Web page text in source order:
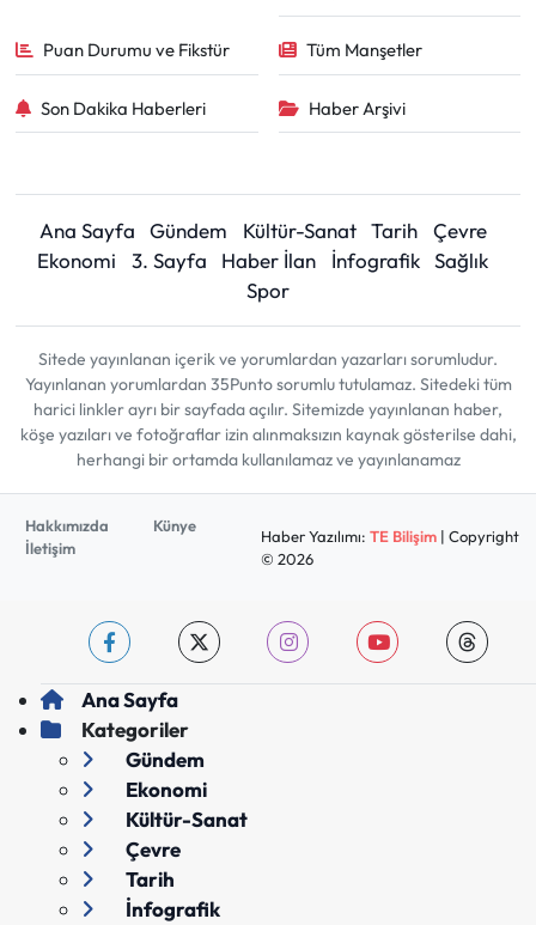
Puan Durumu ve Fikstür Tüm Manşetler
Son Dakika Haberleri Haber Arşivi
Ana Sayfa Gündem Kültür-Sanat Tarih
Çevre
Ekonomi
3. Sayfa Haber İlan İnfografik Sağlık
Spor
Sitede yayınlanan içerik ve yorumlardan yazarları sorumludur.
Yayınlanan yorumlardan 35Punto sorumlu tutulamaz. Sitedeki tüm
harici linkler ayrı bir sayfada açılır. Sitemizde yayınlanan haber,
köşe yazıları ve fotoğraflar izin alınmaksızın kaynak gösterilse dahi,
herhangi bir ortamda kullanılamaz ve yayınlanamaz
Hakkımızda
Künye
İletişim
Haber Yazılımı: TE Bilişim| Copyright
© 2026
Ana Sayfa
Kategoriler
Gündem
Ekonomi
Kültür-Sanat
Çevre
Tarih
İnfografik